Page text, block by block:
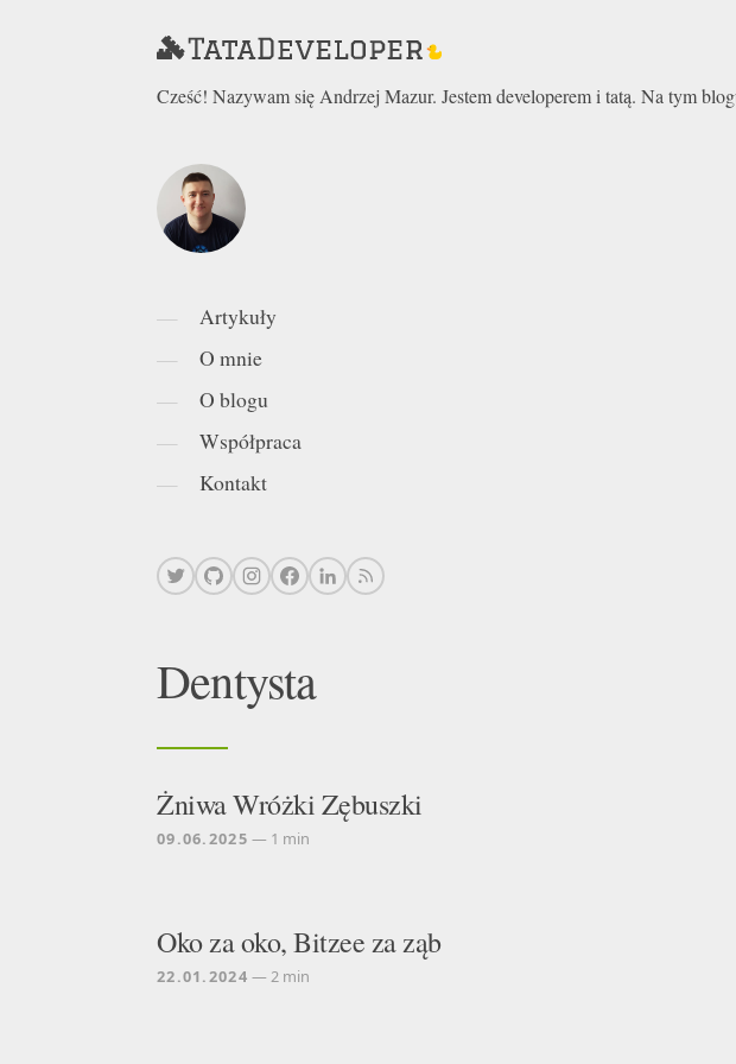
Cześć! Nazywam się Andrzej Mazur. Jestem developerem i tatą. Na tym
Artykuły
O mnie
O blogu
Współpraca
Kontakt
Dentysta
Żniwa Wróżki Zębuszki
09.06.2025 — 1 min
Oko za oko, Bitzee za ząb
22.01.2024 — 2 min